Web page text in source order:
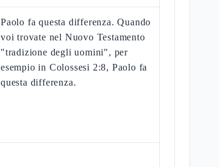
Paolo fa questa differenza. Quando
voi trovate nel Nuovo Testamento
"tradizione degli uomini", per
esempio in Colossesi 2:8, Paolo fa
questa differenza.